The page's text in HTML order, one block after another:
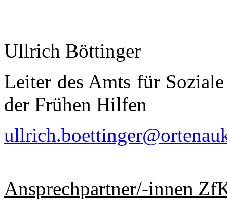
Ullrich Böttinger
Leiter des Amts für
der Frühen Hilfen
Ansprechpartner/-innen